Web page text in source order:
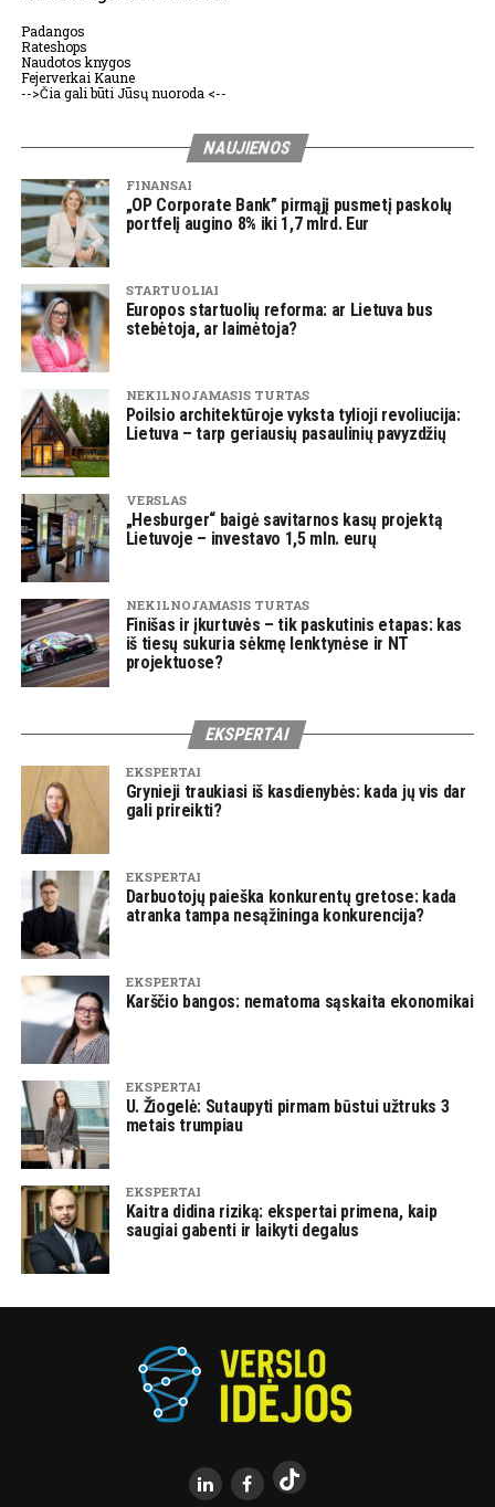
Padangos
Rateshops
Naudotos knygos
Fejerverkai Kaune
-->Čia gali būti Jūsų nuoroda <--
NAUJIENOS
FINANSAI
„OP Corporate Bank” pirmąjį pusmetį paskolų
portfelį augino 8% iki 1,7 mlrd. Eur
STARTUOLIAI
Europos startuolių reforma: ar Lietuva bus
stebėtoja, ar laimėtoja?
NEKILNOJAMASIS TURTAS
Poilsio architektūroje vyksta tylioji revoliucija:
Lietuva – tarp geriausių pasaulinių pavyzdžių
VERSLAS
„Hesburger“ baigė savitarnos kasų projektą
Lietuvoje – investavo 1,5 mln. eurų
NEKILNOJAMASIS TURTAS
Finišas ir įkurtuvės – tik paskutinis etapas: kas
iš tiesų sukuria sėkmę lenktynėse ir NT
projektuose?
EKSPERTAI
EKSPERTAI
Grynieji traukiasi iš kasdienybės: kada jų vis dar
gali prireikti?
EKSPERTAI
Darbuotojų paieška konkurentų gretose: kada
atranka tampa nesąžininga konkurencija?
EKSPERTAI
Karščio bangos: nematoma sąskaita ekonomikai
EKSPERTAI
U. Žiogelė: Sutaupyti pirmam būstui užtruks 3
metais trumpiau
EKSPERTAI
Kaitra didina riziką: ekspertai primena, kaip
saugiai gabenti ir laikyti degalus